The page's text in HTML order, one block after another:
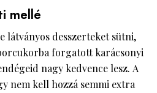
mellé
látványos desszerteket sütni,
forgatott karácsonyi
nagy kedvence lesz. A
nem kell hozzá semmi extra